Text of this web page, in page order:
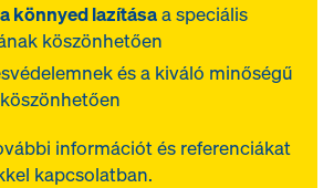
könnyed lazításaa speciális
köszönhetően
és a kiváló minőségű
információt és referenciákat
kapcsolatban.